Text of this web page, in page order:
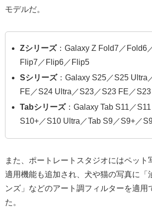
モデルだ。
Zシリーズ：Galaxy Z Fold7／Fold6
Flip7／Flip6／Flip5
Sシリーズ：Galaxy S25／S25 Ultra
FE／S24 Ultra／S23／S23 FE／
Tabシリーズ ：Galaxy Tab S11／
S10+／S10 Ultra／Tab S9／S9+／
また、ポートレートスタジオにはペット
適用機能も追加され、犬や猫の写真に「
ンズ」などのアート調フィルターを適用
た。